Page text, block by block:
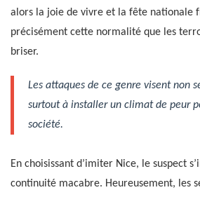
alors la joie de vivre et la fête nationale
précisément cette normalité que les
briser.
Les attaques de ce genre visent non
surtout à installer un climat de peur
société.
En choisissant d’imiter Nice, le suspect
continuité macabre. Heureusement, les